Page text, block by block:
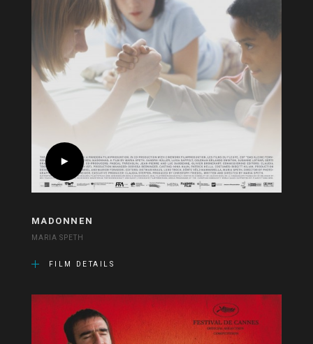
MADONNEN
MARIA SPETH
FILM DETAILS